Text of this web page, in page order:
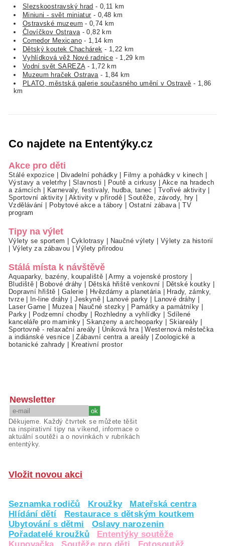
Slezskoostravský hrad - 0,11 km
Miniuni - svět miniatur - 0,48 km
Ostravské muzeum - 0,74 km
Človíčkov Ostrava - 0,82 km
Comedor Mexicano- 1,14 km
Dětský koutek Chachárek - 1,22 km
Vyhlídková věž Nové radnice - 1,29 km
Vodní svět SAREZA - 1,72 km
Muzeum hraček Ostrava - 1,84 km
PLATO, městská galerie současného umění v Ostravě - 1,86
km
Co najdete na Ententýky.cz
Akce pro děti
Stálé expozice Divadelní pohádky Filmy a pohádky v kinech
Výstavy a veletrhy|Slavnosti Poutě a cirkusy
Akce na hradech
a zámcích
Karnevaly, festivaly, hudba, tanec Tvořivé aktivity
Sportovní aktivity|Aktivity v přírodě |Soutěže, závody, hry
Vzdělávání
Pobytové akce a tábory Ostatní zábava|TV
program
Tipy na výlet
Výlety se sportem Cyklotrasy Naučné výlety
Výlety za historií
Výlety za zábavou |Výlety přírodou
Stálá místa k návštěvě
Aquaparky, bazény, koupaliště |Army a vojenské prostory
Bludiště
Bobové dráhy Dětská hřiště venkovní Dětské koutky
Dopravní hřiště
Galerie Hvězdárny a planetária|
Hrady, zámky,
tvrze| In-line dráhy |Jeskyně| Lanové parky Lanové dráhy
Laser Game
Muzea| Naučné stezky Památky a památníky
Parky| Podzemní chodby Rozhledny a vyhlídky
Sdílené
kanceláře pro maminky |Skanzeny a archeoparky Skiareály
Sportovně - relaxační areály
Úniková hra|Westernová městečka
a indiánské vesnice |Zábavní centra a areály |Zoologické a
botanické zahrady
Kreativní prostor
Newsletter
Děkujeme. Každý čtvrtek se můžete těšit
na inspirativní tipy na víkend, informace o
aktuální soutěži a o novinkách v rubrikách
ententýky.
Vložit novou akci
Seznamka rodičů Kroužky
Mateřská centra
Hlídání dětí
Restaurace s dětským koutkem
Ubytování s dětmi
Oslavy narozenin
Pořadatelé kroužků
Ententýky soutěže